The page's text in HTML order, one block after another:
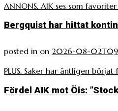
ANNONS. AIK ses som
Bergquist har hittat
posted in on 2026-08-
PLUS. Saker har äntligen
Fördel AIK mot Öis: